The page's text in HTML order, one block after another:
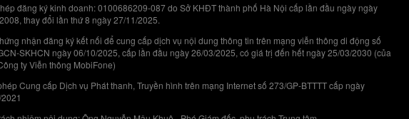
đăng ký kinh doanh: 0100686209-087 do Sở KHĐT thành phố Hà Nội cấp lần đầu ngày ngày
thay đổi lần thứ 8 ngày 27/11/2025.
nhận đăng ký kết nối để cung cấp dịch vụ nội dung thông tin trên mạng viễn thông di động số
SKHCN ngày 06/10/2025, cấp lần đầu ngày 26/03/2025, có giá trị đến hết ngày 25/03/2030 (của
ty Viễn thông MobiFone)
Cung cấp Dịch vụ Phát thanh, Truyền hình trên mạng Internet số 273/GP-BTTTT cấp ngày